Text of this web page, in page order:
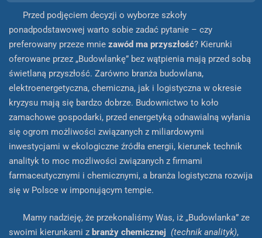
Przed podjęciem decyzji o wyborze szkoły
ponadpodstawowej warto sobie zadać pytanie – czy
preferowany przeze mnie zawód ma przyszłość? Kierunki
oferowane przez „Budowlankę” bez wątpienia mają przed sobą
świetlaną przyszłość. Zarówno branża budowlana,
elektroenergetyczna, chemiczna, jak i logistyczna w okresie
kryzysu mają się bardzo dobrze. Budownictwo to koło
zamachowe gospodarki, przed energetyką odnawialną wyłania
się ogrom możliwości związanych z miliardowymi
inwestycjami w ekologiczne źródła energii, kierunek technik
analityk to moc możliwości związanych z firmami
farmaceutycznymi i chemicznymi, a branża logistyczna rozwija
się w Polsce w imponującym tempie.
Mamy nadzieję, że przekonaliśmy Was, iż „Budowlanka” ze
swoimi kierunkami z branży chemicznej (technik analityk),